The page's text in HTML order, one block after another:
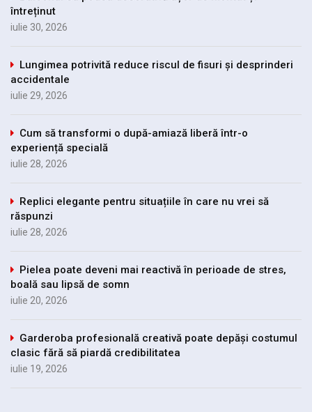
întreținut
iulie 30, 2026
Lungimea potrivită reduce riscul de fisuri și desprinderi
accidentale
iulie 29, 2026
Cum să transformi o după-amiază liberă într-o
experiență specială
iulie 28, 2026
Replici elegante pentru situațiile în care nu vrei să
răspunzi
iulie 28, 2026
Pielea poate deveni mai reactivă în perioade de stres,
boală sau lipsă de somn
iulie 20, 2026
Garderoba profesională creativă poate depăși costumul
clasic fără să piardă credibilitatea
iulie 19, 2026